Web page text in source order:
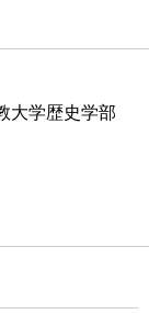
大学歴史学部